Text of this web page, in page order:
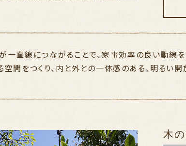
一直線につながることで、家事効率の良い動線
空間をつくり、内と外との一体感のある、明るい
木